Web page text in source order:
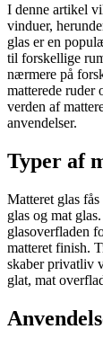
I denne artikel
vinduer,
glas er en
til forskellige
nærmere på
matterede ruder
verden af
anvendelser.
Typer af
Matteret glas
glas og mat
glasoverfladen
matteret finish.
skaber privatliv
glat, mat